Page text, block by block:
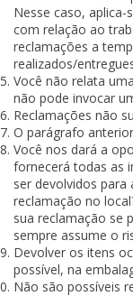
Nesse caso,
com relação ao
reclamações a
realizados/
Você não relata
não pode invocar
Reclamações não
O parágrafo
Você nos dará a
fornecerá todas as
ser devolvidos para
reclamação no
sua reclamação se
sempre assume o
Devolver os itens
possível, na
Não são possíveis